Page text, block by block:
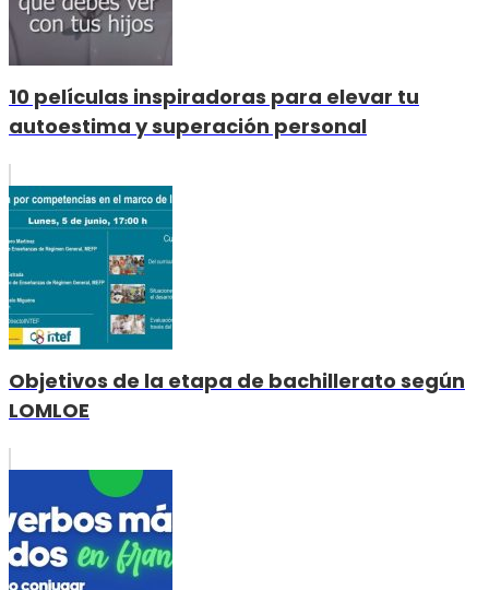
10 películas inspiradoras para elevar tu
autoestima y superación personal
Objetivos de la etapa de bachillerato según
LOMLOE